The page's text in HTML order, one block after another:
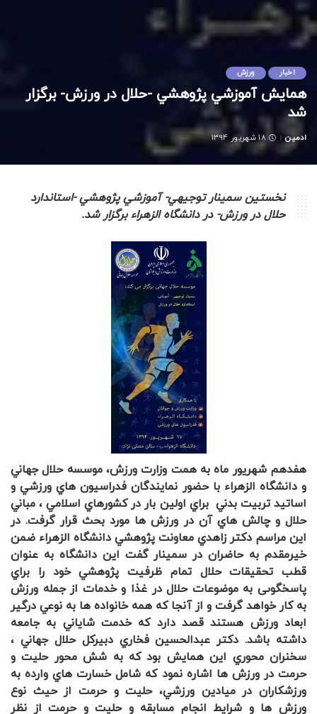
اخبار ورزش
همايش آموزشي پژوهشي -حلال در ورزش- برگزار
شد
Posted
ادمین 18 شهریور 1394
نخستين سمينار توجيهي- آموزشي پژوهشي -استاندارد
حلال در ورزش- در دانشگاه الزهراء برگزار شد.
هفدهم شهريور ماه به همت وزارت ورزش، موسسه حلال جهاني
و دانشگاه الزهراء با حضور نمايندگان فدراسيون هاي ورزشي و
اساتيد تربيت بدني براي اولين بار در كشورهاي اسلامي ، مباني
حلال و چالش هاي آن در ورزش ها مورد بحث قرار گرفت. در
اين مراسم دكتر زاهدي معاونت پژوهشي دانشگاه الزهراء ضمن
خيرمقدم به حاضران در سمينار گفت اين دانشگاه به عنوان
قطب تحقيقات حلال تمام ظرفيت پژوهشي خود را براي
پاسخگوىى به موضوعات حلال در غذا و خدمات از جمله ورزش
به كار خواهد گرفت و از آنجا كه همه خانواده ها به نوعي درگير
ابعاد ورزش هستند قصد دارد كه خدمت شاياني به جامعه
داشته باشد. دكتر عبدالحسين فخاري دبيركل حلال جهاني ،
سخنران محوري اين همايش بود كه به شش محور حليت و
حرمت در ورزش ها اشاره نمود كه شامل خسارت هاي وارده به
ورزشكاران در ميادين ورزشي، حليت و حرمت از حيث نوع
ورزش ها و شرايط انجام مسابقه و حليت و حرمت از نظر